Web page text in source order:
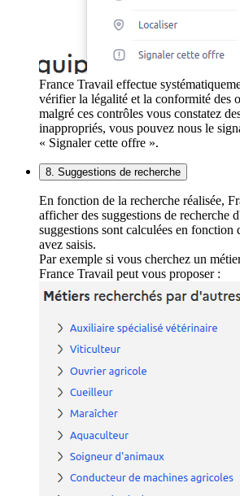
France Travail effectue
vérifier la légalité et la conformité des
malgré ces contrôles vous constatez
inappropriés, vous pouvez nous le
« Signaler cette offre ».
8. Suggestions de recherche
En fonction de la recherche réalisée,
afficher des suggestions de recherche
suggestions sont calculées en fonction
avez saisis.
Par exemple si vous cherchez un
France Travail peut vous proposer :